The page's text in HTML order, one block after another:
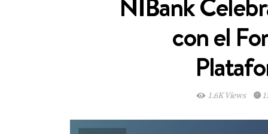
con el
1.6K Views